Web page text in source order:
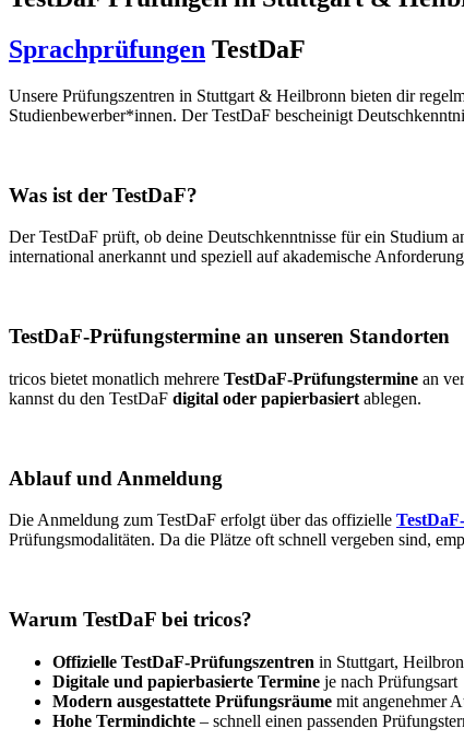
Sprachprüfungen TestDaF
Unsere Prüfungszentren in Stuttgart & Heilbronn bieten dir
Studienbewerber*innen. Der TestDaF bescheinigt
Was ist der TestDaF?
Der TestDaF prüft, ob deine Deutschkenntnisse für ein Studium
international anerkannt und speziell auf akademische
TestDaF-Prüfungstermine an unseren Standorten
tricos bietet monatlich mehrere TestDaF-Prüfungstermine an
kannst du den TestDaF digital oder papierbasiert ablegen.
Ablauf und Anmeldung
Die Anmeldung zum TestDaF erfolgt über das offizielle
Prüfungsmodalitäten. Da die Plätze oft schnell vergeben sind,
Warum TestDaF bei tricos?
Offizielle TestDaF-Prüfungszentren in Stuttgart,
Digitale und papierbasierte Termine je nach Prüfungsart
Modern ausgestattete Prüfungsräume mit angenehmer
Hohe Termindichte – schnell einen passenden